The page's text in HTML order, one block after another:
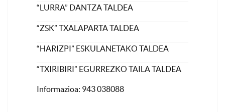
“LURRA” DANTZA TALDEA
“ZSK” TXALAPARTA TALDEA
“HARIZPI” ESKULANETAKO TALDEA
“TXIRIBIRI” EGURREZKO TAILA TALDEA
Informazioa: 943 038088